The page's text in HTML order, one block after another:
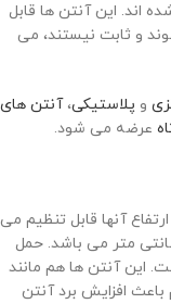
اند. این آنتن ها قابل
و ثابت نیستند، می
و پلاستیکی،آنتن های
عرضه می شود.
آنها قابل تنظیم می
ارتفاع این آنتن ها در بلندترین حالت 35 سانتی متر می باشد. حمل
این آنتن ها هم مانند
افزایش برد آنتن